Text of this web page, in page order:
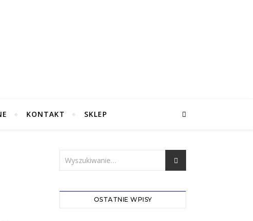
KONTAKT SKLEP
OSTATNIE WPISY